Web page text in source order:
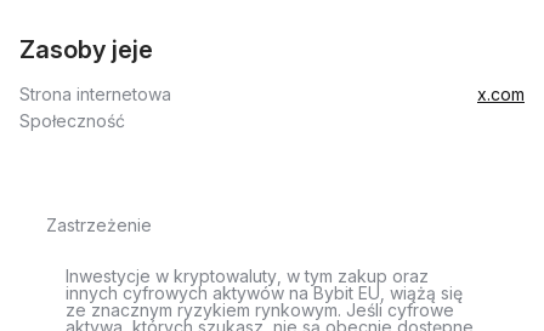
Zasoby jeje
Strona internetowa
x.com
Społeczność
Zastrzeżenie
Inwestycje w kryptowaluty, w tym zakup oraz
innych cyfrowych aktywów na Bybit EU, wiążą się
ze znacznym ryzykiem rynkowym. Jeśli cyfrowe
aktywa, których szukasz, nie są obecnie dostępne